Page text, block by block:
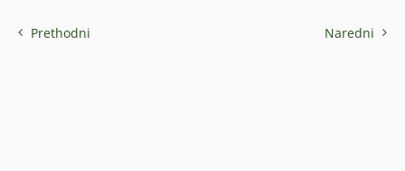
Prethodni Naredni